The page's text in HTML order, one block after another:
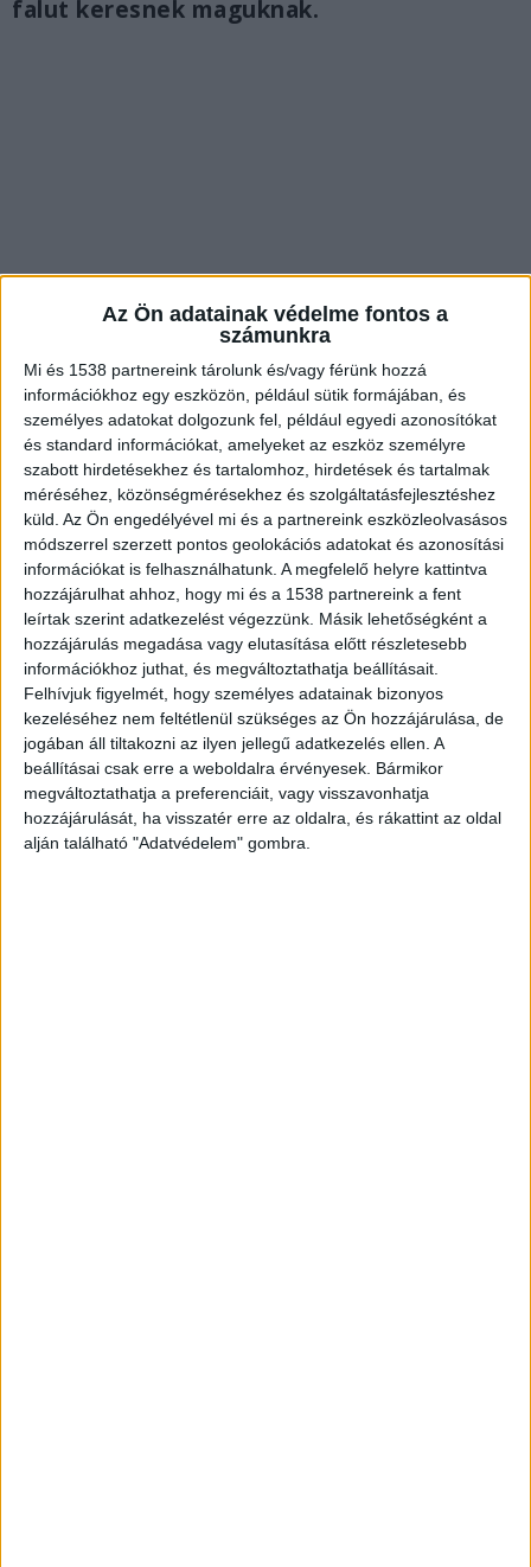
Az Ön adatainak védelme fontos a
számunkra
Mi és 1538 partnereink tárolunk és/vagy férünk hozzá
információkhoz egy eszközön, például sütik formájában, és
személyes adatokat dolgozunk fel, például egyedi azonosítókat
és standard információkat, amelyeket az eszköz személyre
szabott hirdetésekhez és tartalomhoz, hirdetések és tartalmak
méréséhez, közönségmérésekhez és szolgáltatásfejlesztéshez
küld. Az Ön engedélyével mi és a partnereink eszközleolvasásos
módszerrel szerzett pontos geolokációs adatokat és azonosítási
információkat is felhasználhatunk. A megfelelő helyre kattintva
hozzájárulhat ahhoz, hogy mi és a 1538 partnereink a fent
leírtak szerint adatkezelést végezzünk. Másik lehetőségként a
hozzájárulás megadása vagy elutasítása előtt részletesebb
információkhoz juthat, és megváltoztathatja beállításait.
Felhívjuk figyelmét, hogy személyes adatainak bizonyos
kezeléséhez nem feltétlenül szükséges az Ön hozzájárulása, de
jogában áll tiltakozni az ilyen jellegű adatkezelés ellen. A
beállításai csak erre a weboldalra érvényesek. Bármikor
megváltoztathatja a preferenciáit, vagy visszavonhatja
hozzájárulását, ha visszatér erre az oldalra, és rákattint az oldal
alján található "Adatvédelem" gombra.
falut keresnek maguknak.
Megosztja a helyieket a filmesek munkája
Az elmúlt időszakban sokakat foglalkoztatott,
hogy városrészünkben zajlikA mi kis falunkcímű
produkció forgatása. A téma megosztja a
lakosságot: vannak, akik támogatják, és vannak,
akik ellenzik a jelenlétüket – írja Esztergom
polgármestere, Hernádi Ádám a közösségi
oldalán.A BudapestKörnyéke.hu hírportál
legfrissebb híreit ide kattintva éred el! A
Facebookon már 700 ezernél is többen követik a
portáljainkat, köszönjük, hogy most te is minket
olvasol!